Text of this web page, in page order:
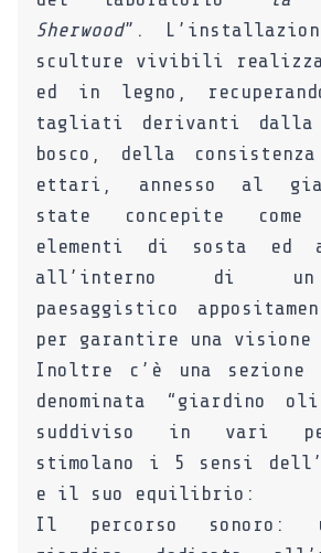
Sherwood”.
sculture vivibili
ed in legno,
tagliati derivanti
bosco, della
ettari, annesso al
state concepite
elementi di sosta ed
all’interno di un
paesaggistico
per garantire una visione
Inoltre c’è una sezione
denominata “giardino
suddiviso in vari
stimolano i 5 sensi
e il suo equilibrio:
Il percorso sonoro: